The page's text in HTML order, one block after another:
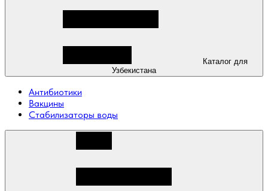
Узбекистана
Антибиотики
Вакцины
Стабилизаторы воды